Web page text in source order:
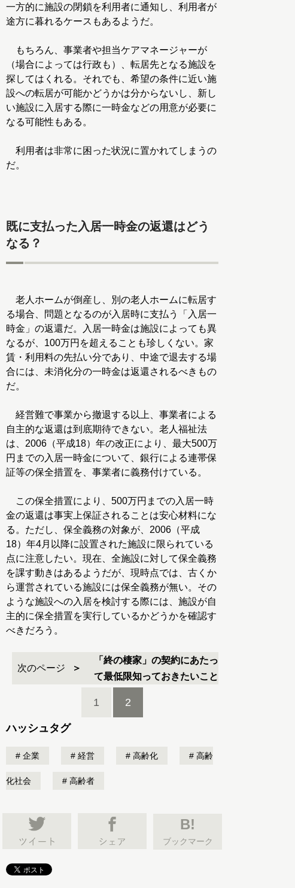
一方的に施設の閉鎖を利用者に通知し、利用者が
途方に暮れるケースもあるようだ。
もちろん、事業者や担当ケアマネージャーが
（場合によっては行政も）、転居先となる施設を
探してはくれる。それでも、希望の条件に近い施
設への転居が可能かどうかは分からないし、新し
い施設に入居する際に一時金などの用意が必要に
なる可能性もある。
利用者は非常に困った状況に置かれてしまうの
だ。
既に支払った入居一時金の返還はどう
なる？
老人ホームが倒産し、別の老人ホームに転居す
る場合、問題となるのが入居時に支払う「入居一
時金」の返還だ。入居一時金は施設によっても異
なるが、100万円を超えることも珍しくない。家
賃・利用料の先払い分であり、中途で退去する場
合には、未消化分の一時金は返還されるべきもの
だ。
経営難で事業から撤退する以上、事業者による
自主的な返還は到底期待できない。老人福祉法
は、2006（平成18）年の改正により、最大500万
円までの入居一時金について、銀行による連帯保
証等の保全措置を、事業者に義務付けている。
この保全措置により、500万円までの入居一時
金の返還は事実上保証されることは安心材料にな
る。ただし、保全義務の対象が、2006（平成
18）年4月以降に設置された施設に限られている
点に注意したい。現在、全施設に対して保全義務
を課す動きはあるようだが、現時点では、古くか
ら運営されている施設には保全義務が無い。その
ような施設への入居を検討する際には、施設が自
主的に保全措置を実行しているかどうかを確認す
べきだろう。
次のページ
「終の棲家」の契約にあたっ
て最低限知っておきたいこと
1 2
ハッシュタグ
企業 経営 高齢化 高齢
化社会 高齢者
B!
ブックマーク